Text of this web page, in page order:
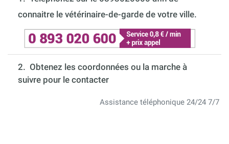
connaitre le vétérinaire-de-garde de votre ville.
2. Obtenez les coordonnées ou la marche à
suivre pour le contacter
Assistance téléphonique 24/24 7/7